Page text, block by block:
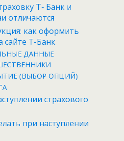
Т- Банк и
отличаются
как оформить
сайте Т-Банк
ДАННЫЕ
(ВЫБОР ОПЦИЙ)
страхового
при наступлении